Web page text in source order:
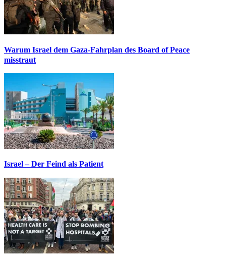
Warum Israel dem Gaza-Fahrplan des Board of Peace
misstraut
Israel – Der Feind als Patient